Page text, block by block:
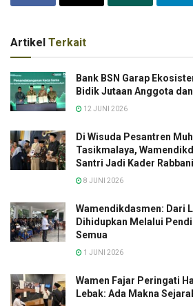
Artikel Terkait
Bank BSN Garap
Bidik Jutaan Anggota
12 JUNI 2026
Di Wisuda Pesantren
Tasikmalaya,
Santri Jadi Kader
8 JUNI 2026
Wamendikdasmen: Dari
Dihidupkan Melalui
Semua
1 JUNI 2026
Wamen Fajar Peringati
Lebak: Ada Makna